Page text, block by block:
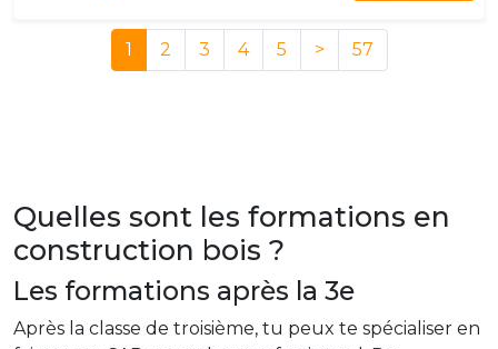
1 2 3 4 5 > 57
Quelles sont les formations en
construction bois ?
Les formations après la 3e
Après la classe de troisième, tu peux te spécialiser en